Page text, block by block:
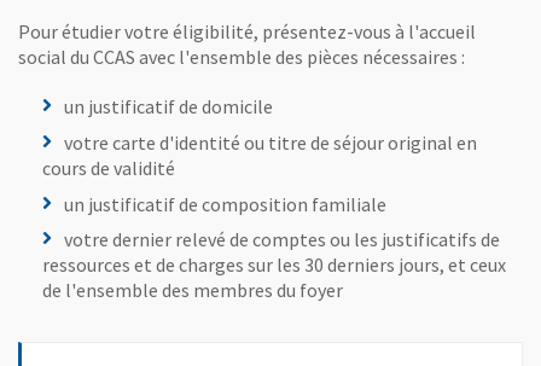
Pour étudier votre éligibilité, présentez-vous à l'accueil
social du CCAS avec l'ensemble des pièces nécessaires :
un justificatif de domicile
votre carte d'identité ou titre de séjour original en
cours de validité
un justificatif de composition familiale
votre dernier relevé de comptes ou les justificatifs de
ressources et de charges sur les 30 derniers jours, et ceux
de l'ensemble des membres du foyer